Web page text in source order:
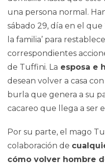
una persona normal.
sábado 29, día en el
la familia’ para
correspondientes
de Tuffini. La esposa e
desean volver a casa
burla que genera a su
cacareo que llega a ser
Por su parte, el mago
colaboración de
cómo volver hombre